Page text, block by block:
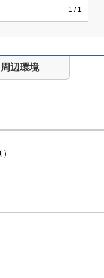
1 / 1
周辺環境